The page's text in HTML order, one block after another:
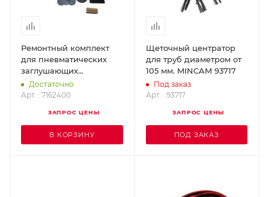
Ремонтный комплект
для пневматических
заглушающих
перекрытий LAMPE
LAMPE 7162400
Достаточно
Арт. : 7162400
ЗАПРОС ЦЕНЫ
В КОРЗИНУ
Щеточный центратор
для труб диаметром от
105 мм. MINCAM 93717
Под заказ
Арт. : 93717
ЗАПРОС ЦЕНЫ
ПОД ЗАКАЗ